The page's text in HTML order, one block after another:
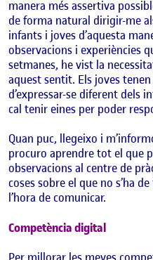
manera més assertiva
de forma natural dirigir-me
infants i joves d’aquesta
observacions i experiències
setmanes, he vist la
aquest sentit. Els joves
d’expressar-se diferent dels
cal tenir eines per poder
Quan puc, llegeixo i
procuro aprendre tot el que
observacions al centre de
coses sobre el que no s’ha
l’hora de comunicar.
Competència digital